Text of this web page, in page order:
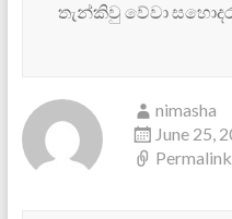
තැන්කිවු වේවා
nimasha
June 25,
Permalink